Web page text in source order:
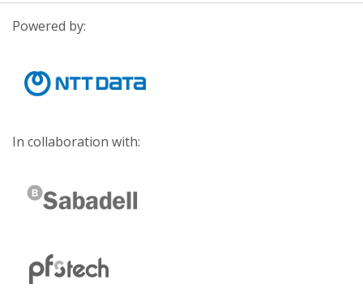
Powered by:
In collaboration with: